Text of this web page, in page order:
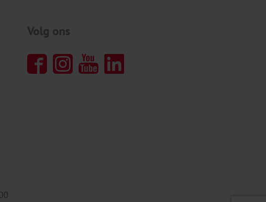
Volg ons